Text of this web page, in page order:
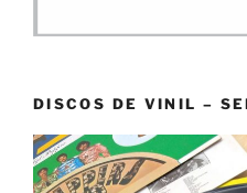
DISCOS DE VINIL –